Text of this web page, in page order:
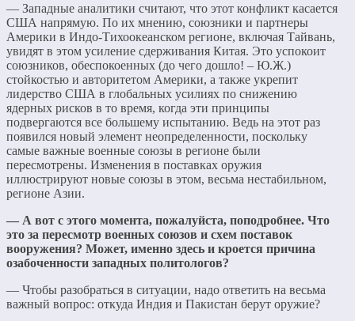
— Западные аналитики считают, что этот конфликт касается
США напрямую. По их мнению, союзники и партнеры
Америки в Индо-Тихоокеанском регионе, включая Тайвань,
увидят в этом усиление сдерживания Китая. Это успокоит
союзников, обеспокоенных (до чего дошло! – Ю.Ж.)
стойкостью и авторитетом Америки, а также укрепит
лидерство США в глобальных усилиях по снижению
ядерных рисков в то время, когда эти принципы
подвергаются все большему испытанию. Ведь на этот раз
появился новый элемент неопределенности, поскольку
самые важные военные союзы в регионе были
пересмотрены. Изменения в поставках оружия
иллюстрируют новые союзы в этом, весьма нестабильном,
регионе Азии.
— А вот с этого момента, пожалуйста, поподробнее. Что
это за пересмотр военных союзов и схем поставок
вооружения? Может, именно здесь и кроется причина
озабоченности западных политологов?
— Чтобы разобраться в ситуации, надо ответить на весьма
важный вопрос: откуда Индия и Пакистан берут оружие?